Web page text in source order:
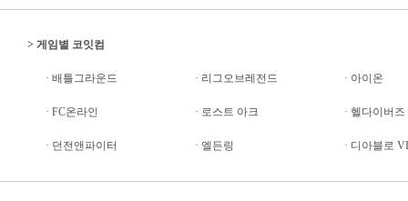
> 게임별 코잇컴
· 배틀그라운드 · 리그오브레전드 · 아이온
· FC온라인 · 로스트 아크 · 헬다이버즈
· 던전앤파이터 · 엘든링 · 디아블로 VI